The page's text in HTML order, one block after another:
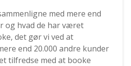
med mere end
og hvad de har været
det gør vi ved at
end 20.000 andre kunder
tilfredse med at booke